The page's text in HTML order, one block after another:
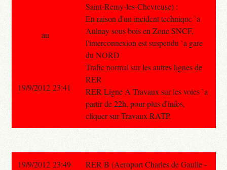
Saint-Remy-les-Chevreuse) :
En raison d'un incident technique `a
Aulnay sous bois en Zone SNCF,
l'interconnexion est suspendu `a gare
du NORD
Trafic normal sur les autres lignes de
RER
RER Ligne A Travaux sur les voies `a
partir de 22h, pour plus d'infos,
cliquer sur Travaux RATP.
au
19/9/2012 23:41
19/9/2012 23:49
RER B (Aeroport Charles de Gaulle -